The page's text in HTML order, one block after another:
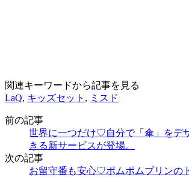
関連キーワードから記事を見る
LaQ, キッズセット , ミスド
前の記事
世界に一つだけ♡自分で「傘」をデ
きる新サービスが登場。
次の記事
お留守番も安心♡ポムポムプリンの